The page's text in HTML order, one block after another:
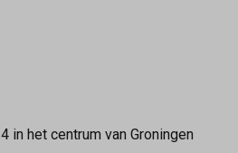
het centrum van Groningen